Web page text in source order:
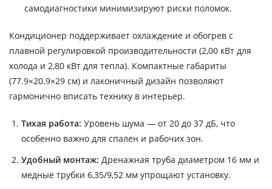
самодиагностики минимизируют риски поломок.
Кондиционер поддерживает охлаждение и обогрев с
плавной регулировкой производительности (2,00 кВт для
холода и 2,80 кВт для тепла). Компактные габариты
(77.9×20.9×29 см) и лаконичный дизайн позволяют
гармонично вписать технику в интерьер.
Тихая работа: Уровень шума — от 20 до 37 дБ, что
особенно важно для спален и рабочих зон.
Удобный монтаж: Дренажная труба диаметром 16 мм и
медные трубки 6,35/9,52 мм упрощают установку.